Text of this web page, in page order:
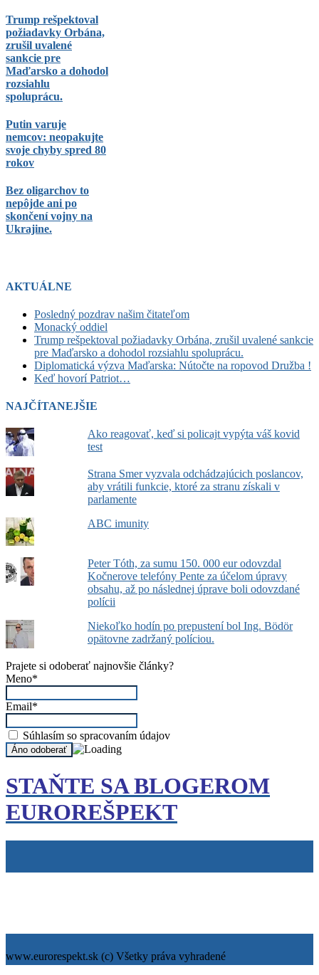
Trump rešpektoval
požiadavky Orbána,
zrušil uvalené
sankcie pre
Maďarsko a dohodol
rozsiahlu
spoluprácu.
Putin varuje
nemcov: neopakujte
svoje chyby spred 80
rokov
Bez oligarchov to
nepôjde ani po
skončení vojny na
Ukrajine.
AKTUÁLNE
Posledný pozdrav našim čitateľom
Monacký oddiel
Trump rešpektoval požiadavky Orbána, zrušil uvalené sankcie
pre Maďarsko a dohodol rozsiahlu spoluprácu.
Diplomatická výzva Maďarska: Nútočte na ropovod Družba !
Keď hovorí Patriot…
NAJČÍTANEJŠIE
Ako reagovať, keď si policajt vypýta váš kovid
test
Strana Smer vyzvala odchádzajúcich poslancov,
aby vrátili funkcie, ktoré za stranu získali v
parlamente
ABC imunity
Peter Tóth, za sumu 150. 000 eur odovzdal
Kočnerove telefóny Pente za účelom úpravy
obsahu, až po následnej úprave boli odovzdané
polícii
Niekoľko hodín po prepustení bol Ing. Bödör
opätovne zadržaný políciou.
Prajete si odoberať najnovšie články?
Meno*
Email*
Súhlasím so spracovaním údajov
STAŇTE SA BLOGEROM
EUROREŠPEKT
www.eurorespekt.sk (c) Všetky práva vyhradené